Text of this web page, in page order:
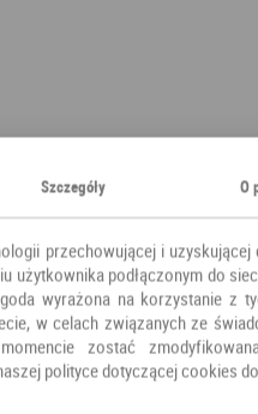
Producent:
ALUBRASS
również
Szczegóły O
przechowującej i
użytkownika podłączonym do
wyrażona na korzystanie z
w celach związanych ze
zostać
polityce dotyczącej cookies